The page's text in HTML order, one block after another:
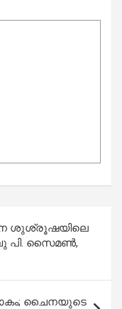
ശുശ്രൂഷയിലെ
പി. സൈമൺ,
ചൈനയുടെ